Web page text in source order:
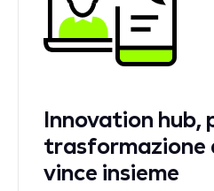
Innovation hub,
trasformazione
vince insieme